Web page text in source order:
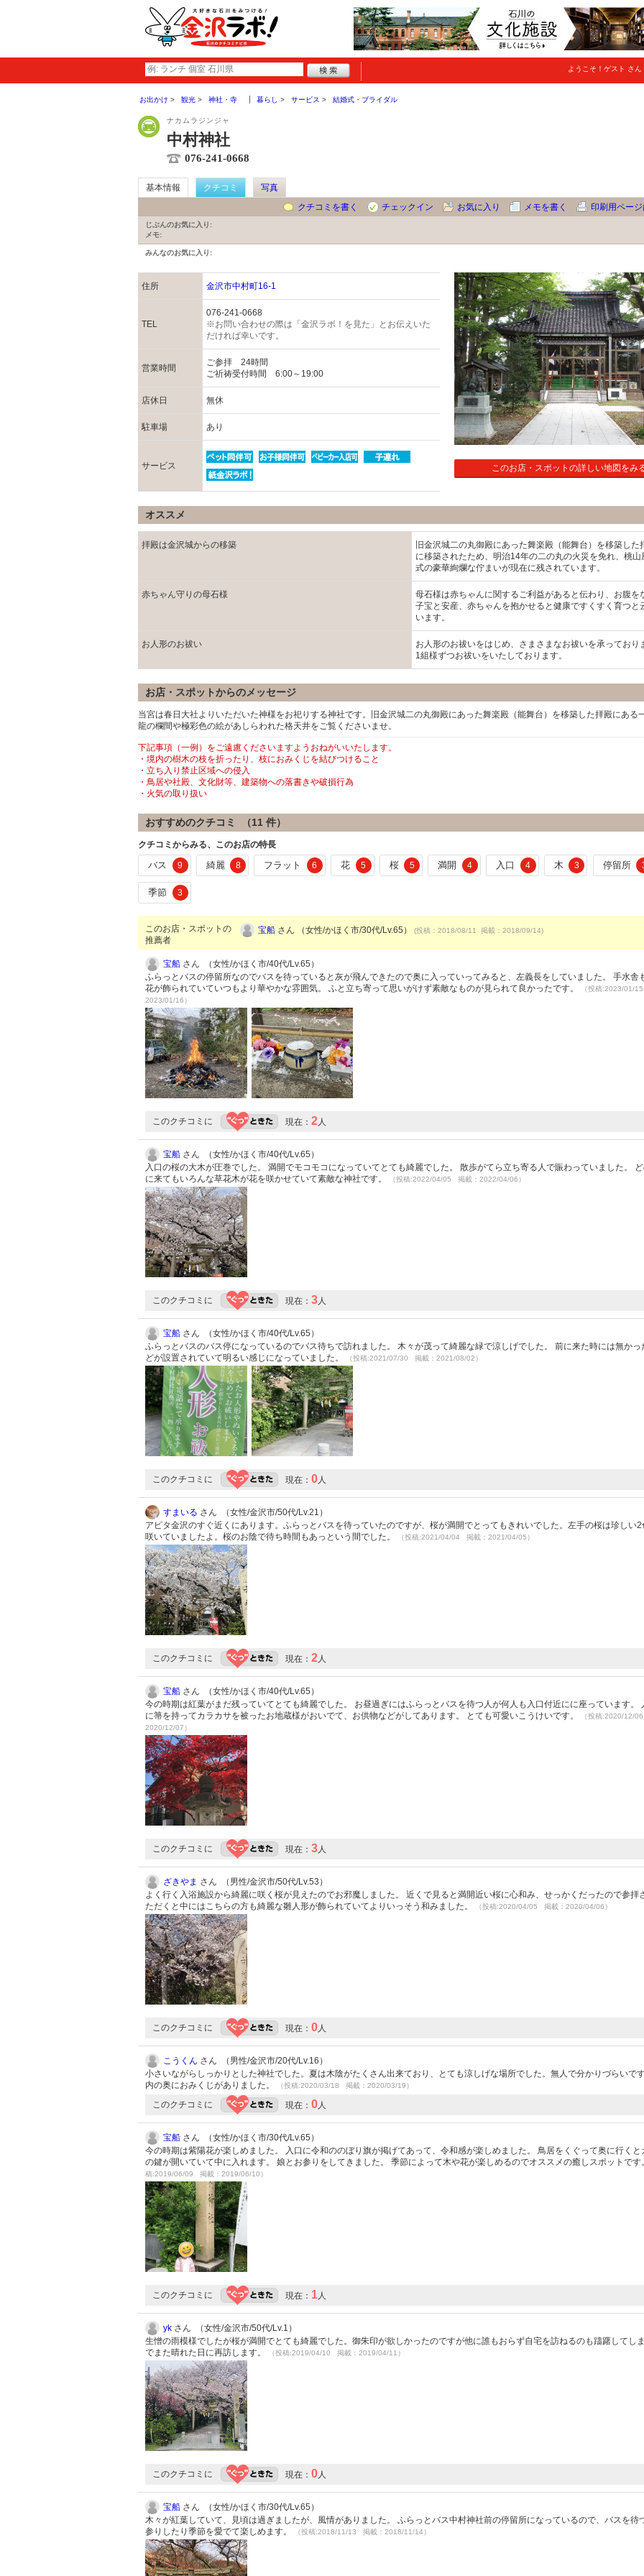
ようこそ！ ゲスト さん
お出かけ 観光 神社・寺 暮らし サービス 結婚式・ブライダル
ナカムラジンジャ
中村神社
076-241-0668
基本情報 クチコミ
写真
クチコミを書く
チェックイン お気に入り メモを書く 印刷用ページ
じぶんのお気に入り:
メモ:
みんなのお気に入り:
住所 金沢市中村町16-1
TEL
076-241-0668
※お問い合わせの際は「金沢ラボ！を見た」とお伝えいた
だければ幸いです。
営業時間
ご参拝 24時間
ご祈祷受付時間 6:00～19:00
店休日 無休
駐車場 あり
サービス このお店・スポットの詳しい地図をみ
オススメ
拝殿は金沢城からの移築
旧金沢城二の丸御殿にあった舞楽殿（能舞台）を移築した
に移築されたため、明治14年の二の丸の火災を免れ、桃山
式の豪華絢爛な佇まいが現在に残されています。
赤ちゃん守りの母石様
母石様は赤ちゃんに関するご利益があると伝わり、お腹を
子宝と安産、赤ちゃんを抱かせると健康ですくすく育つと
います。
お人形のお祓い
お人形のお祓いをはじめ、さまさまなお祓いを承っており
1組様ずつお祓いをいたしております。
お店・スポットからのメッセージ
当宮は春日大社よりいただいた神様をお祀りする神社です。旧金沢城二の丸御殿にあった舞楽殿（能舞台）を移築した拝殿にある
龍の欄間や極彩色の絵があしらわれた格天井をご覧くださいませ。
下記事項（一例）をご遠慮くださいますようおねがいいたします。
・境内の樹木の枝を折ったり、枝におみくじを結びつけること
・立ち入り禁止区域への侵入
・鳥居や社殿、文化財等、建築物への落書きや破損行為
・火気の取り扱い
おすすめのクチコミ （11 件）
クチコミからみる、このお店の特長
バス 9 綺麗 8 フラット 6 花 5 桜 5 満開 4 入口 4 木 3 停留所
季節 3
このお店・スポットの
推薦者
宝船 さん （女性/かほく市/30代/Lv.65） (投稿：2018/08/11 掲載：2018/09/14)
宝船 さん （女性/かほく市/40代/Lv.65）
ふらっとバスの停留所なのでバスを待っていると灰が飛んできたので奥に入っていってみると、左義長をしていました。 手水舎
花が飾られていていつもより華やかな雰囲気。 ふと立ち寄って思いがけず素敵なものが見られて良かったです。
（投稿:2023/01/
2023/01/16）
このクチコミに 現在： 2人
宝船 さん （女性/かほく市/40代/Lv.65）
入口の桜の大木が圧巻でした。 満開でモコモコになっていてとても綺麗でした。 散歩がてら立ち寄る人で賑わっていました。
に来てもいろんな草花木が花を咲かせていて素敵な神社です。
（投稿:2022/04/05 掲載：2022/04/06）
このクチコミに 現在： 3人
宝船 さん （女性/かほく市/40代/Lv.65）
ふらっとバスのバス停になっているのでバス待ちで訪れました。 木々が茂って綺麗な緑で涼しげでした。 前に来た時には無かっ
どが設置されていて明るい感じになっていました。
（投稿:2021/07/30 掲載：2021/08/02）
このクチコミに 現在： 0人
すまいる さん （女性/金沢市/50代/Lv.21）
アピタ金沢のすぐ近くにあります。ふらっとバスを待っていたのですが、桜が満開でとってもきれいでした。左手の桜は珍しい
咲いていましたよ。桜のお陰で待ち時間もあっという間でした。
（投稿:2021/04/04 掲載：2021/04/05）
このクチコミに 現在： 2人
宝船 さん （女性/かほく市/40代/Lv.65）
今の時期は紅葉がまだ残っていてとても綺麗でした。 お昼過ぎにはふらっとバスを待つ人が何人も入口付近にに座っています。
に箒を持ってカラカサを被ったお地蔵様がおいでて、お供物などがしてあります。 とても可愛いこうけいです。
（投稿:2020/12/
2020/12/07）
このクチコミに 現在： 3人
ざきやま さん （男性/金沢市/50代/Lv.53）
よく行く入浴施設から綺麗に咲く桜が見えたのでお邪魔しました。 近くで見ると満開近い桜に心和み、せっかくだったので参拝
ただくと中にはこちらの方も綺麗な雛人形が飾られていてよりいっそう和みました。
（投稿:2020/04/05 掲載：2020/04/06）
このクチコミに 現在： 0人
こうくん さん （男性/金沢市/20代/Lv.16）
小さいながらしっかりとした神社でした。夏は木陰がたくさん出来ており、とても涼しげな場所でした。無人で分かりづらいで
内の奥におみくじがありました。
（投稿:2020/03/18 掲載：2020/03/19）
このクチコミに 現在： 0人
宝船 さん （女性/かほく市/30代/Lv.65）
今の時期は紫陽花が楽しめました。 入口に令和ののぼり旗が掲げてあって、令和感が楽しめました。 鳥居をくぐって奥に行くと
の鍵が開いていて中に入れます。 娘とお参りをしてきました。 季節によって木や花が楽しめるのでオススメの癒しスポットです
稿:2019/06/09 掲載：2019/06/10）
このクチコミに 現在： 1人
yk さん （女性/金沢市/50代/Lv.1）
生憎の雨模様でしたが桜が満開でとても綺麗でした。御朱印が欲しかったのですが他に誰もおらず自宅を訪ねるのも躊躇してし
でまた晴れた日に再訪します。
（投稿:2019/04/10 掲載：2019/04/11）
このクチコミに 現在： 0人
宝船 さん （女性/かほく市/30代/Lv.65）
木々が紅葉していて、見頃は過ぎましたが、風情がありました。 ふらっとバス中村神社前の停留所になっているので、バスを待
参りしたり季節を愛でて楽しめます。
（投稿:2018/11/13 掲載：2018/11/14）